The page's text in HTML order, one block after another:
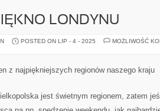
LONDYNU
POSTED ON LIP - 4 - 2025
MOŻLIWOŚĆ
z najpiękniejszych regionów naszego kraju
jest świetnym regionem, zatem